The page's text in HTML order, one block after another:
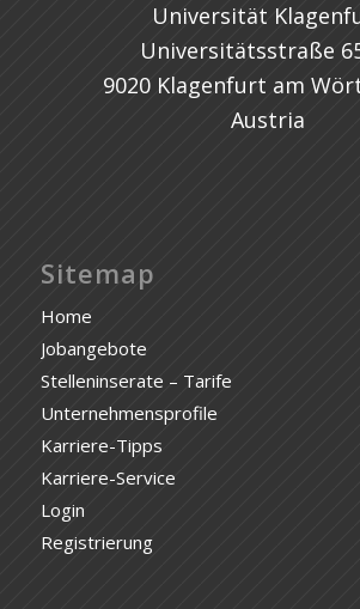
Universität
Universitätsstraße
9020 Klagenfurt am
Austria
Sitemap
Home
Jobangebote
Stelleninserate – Tarife
Unternehmensprofile
Karriere-Tipps
Karriere-Service
Login
Registrierung